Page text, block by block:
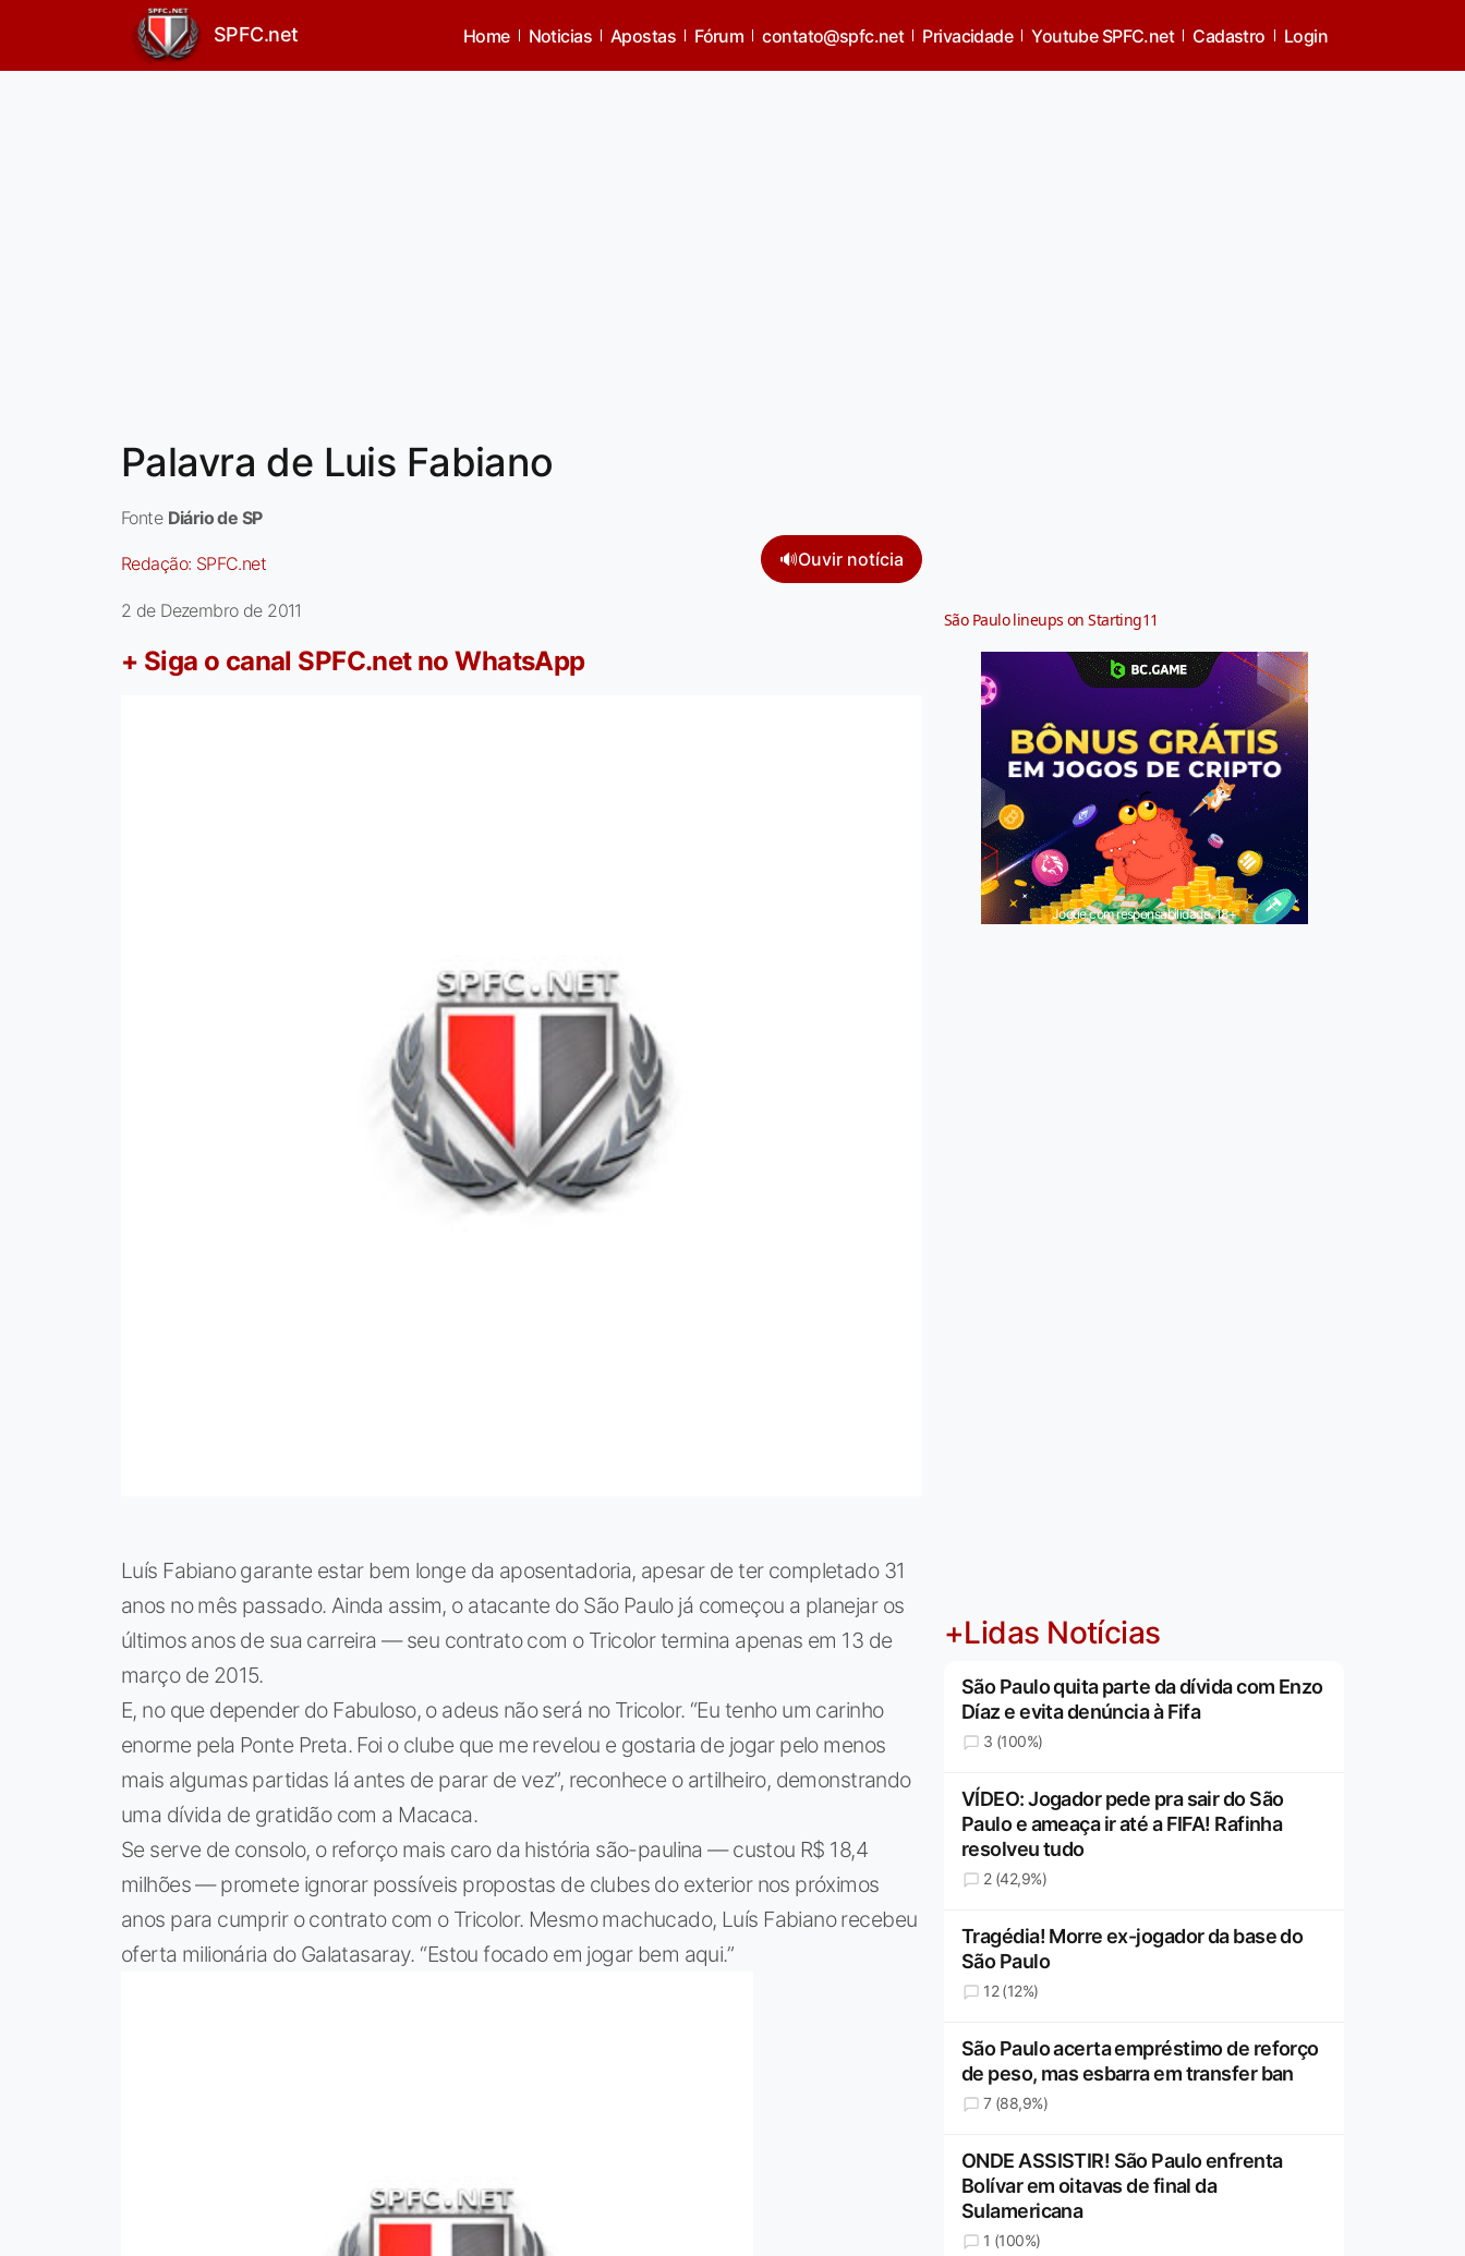
SPFC.net Home Noticias Apostas Fórum contato@spfc.net Privacidade Youtube SPFC.net Cadastro Login
Palavra de Luis Fabiano
Fonte Diário de SP
Redação: SPFC.net 🔊Ouvir notícia
2 de Dezembro de 2011
+ Siga o canal SPFC.net no WhatsApp
Luís Fabiano garante estar bem longe da aposentadoria, apesar de ter completado 31
anos no mês passado. Ainda assim, o atacante do São Paulo já começou a planejar os
últimos anos de sua carreira — seu contrato com o Tricolor termina apenas em 13 de
março de 2015.
E, no que depender do Fabuloso, o adeus não será no Tricolor. “Eu tenho um carinho
enorme pela Ponte Preta. Foi o clube que me revelou e gostaria de jogar pelo menos
mais algumas partidas lá antes de parar de vez”, reconhece o artilheiro, demonstrando
uma dívida de gratidão com a Macaca.
Se serve de consolo, o reforço mais caro da história são-paulina — custou R$ 18,4
milhões — promete ignorar possíveis propostas de clubes do exterior nos próximos
anos para cumprir o contrato com o Tricolor. Mesmo machucado, Luís Fabiano recebeu
oferta milionária do Galatasaray. “Estou focado em jogar bem aqui.”
São Paulo lineups on Starting11
Jogue com responsabilidade. 18+
+Lidas Notícias
São Paulo quita parte da dívida com Enzo
Díaz e evita denúncia à Fifa
3 (100%)
VÍDEO: Jogador pede pra sair do São
Paulo e ameaça ir até a FIFA! Rafinha
resolveu tudo
2 (42,9%)
Tragédia! Morre ex-jogador da base do
São Paulo
12 (12%)
São Paulo acerta empréstimo de reforço
de peso, mas esbarra em transfer ban
7 (88,9%)
ONDE ASSISTIR! São Paulo enfrenta
Bolívar em oitavas de final da
Sulamericana
1 (100%)